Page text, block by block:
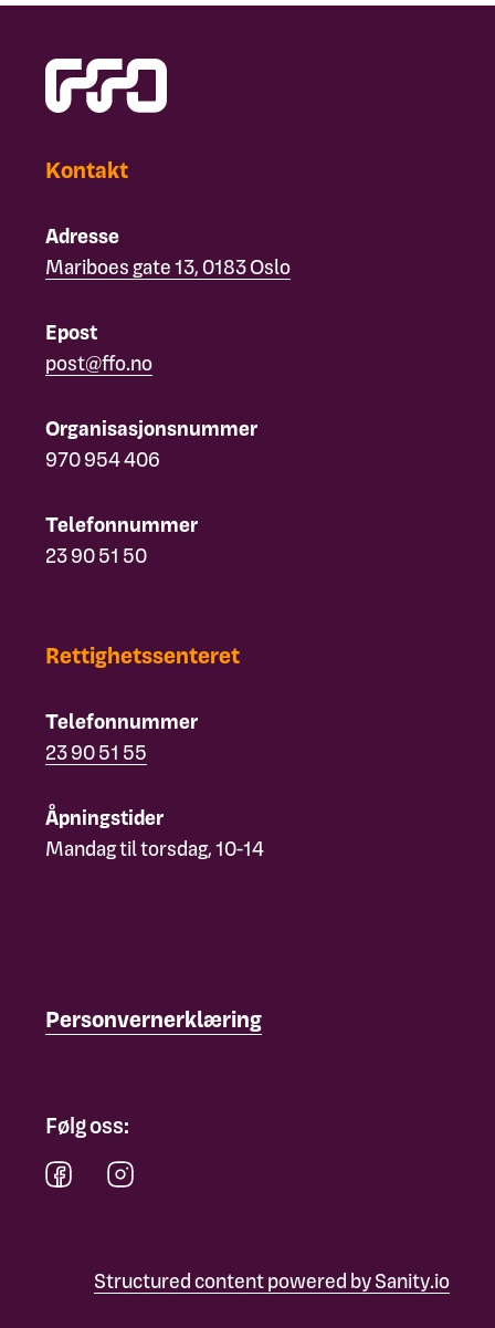
Kontakt
Adresse
Mariboes gate 13, 0183 Oslo
Epost
post@ffo.no
Organisasjonsnummer
970 954 406
Telefonnummer
23 90 51 50
Rettighetssenteret
Telefonnummer
23 90 51 55
Åpningstider
Mandag til torsdag, 10-14
Personvernerklæring
Følg oss:
Structured content powered by Sanity.io